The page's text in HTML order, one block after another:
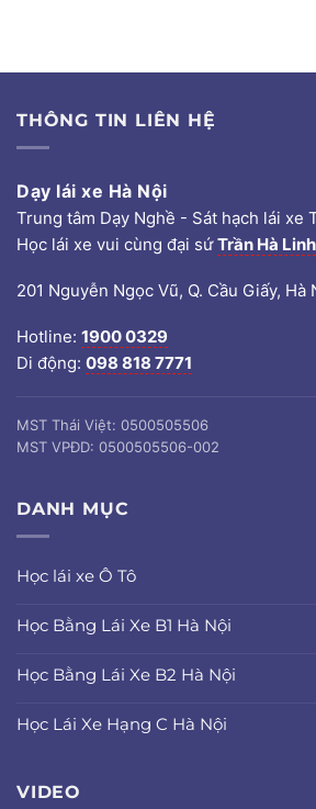
THÔNG TIN LIÊN HỆ
Dạy lái xe Hà Nội
Trung tâm Dạy Nghề - Sát hạch lái xe
Học lái xe vui cùng đại sứTrần Hà Linh
201 Nguyễn Ngọc Vũ, Q. Cầu Giấy, Hà
Hotline: 1900 0329
Di động: 098 818 7771
MST Thái Việt: 0500505506
MST VPĐD: 0500505506-002
DANH MỤC
Học lái xe Ô Tô
Học Bằng Lái Xe B1 Hà Nội
Học Bằng Lái Xe B2 Hà Nội
Học Lái Xe Hạng C Hà Nội
VIDEO